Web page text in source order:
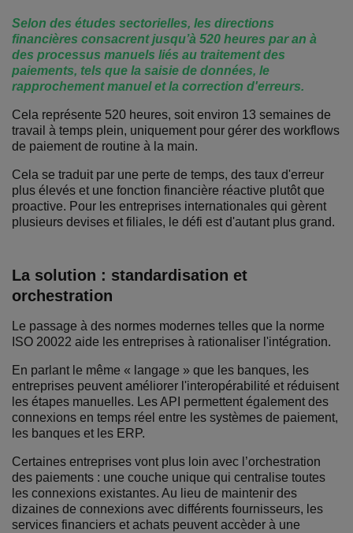
Selon des études sectorielles, les directions
financières consacrent jusqu’à 520 heures par an à
des processus manuels liés au traitement des
paiements, tels que la saisie de données, le
rapprochement manuel et la correction d'erreurs.
Cela représente 520 heures, soit environ 13 semaines de
travail à temps plein, uniquement pour gérer des workflows
de paiement de routine à la main.
Cela se traduit par une perte de temps, des taux d'erreur
plus élevés et une fonction financière réactive plutôt que
proactive. Pour les entreprises internationales qui gèrent
plusieurs devises et filiales, le défi est d'autant plus grand.
La solution : standardisation et
orchestration
Le passage à des normes modernes telles que la norme
ISO 20022 aide les entreprises à rationaliser l'intégration.
En parlant le même « langage » que les banques, les
entreprises peuvent améliorer l'interopérabilité et réduisent
les étapes manuelles. Les API permettent également des
connexions en temps réel entre les systèmes de paiement,
les banques et les ERP.
Certaines entreprises vont plus loin avec l’orchestration
des paiements : une couche unique qui centralise toutes
les connexions existantes. Au lieu de maintenir des
dizaines de connexions avec différents fournisseurs, les
services financiers et achats peuvent accèder à une